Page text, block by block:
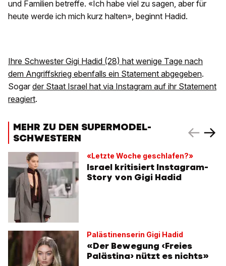
und Familien betreffe. «Ich habe viel zu sagen, aber für
heute werde ich mich kurz halten», beginnt Hadid.
Ihre Schwester Gigi Hadid (28) hat wenige Tage nach
dem Angriffskrieg ebenfalls ein Statement abgegeben.
Sogar der Staat Israel hat via Instagram auf ihr Statement
reagiert.
MEHR ZU DEN SUPERMODEL-
SCHWESTERN
«Letzte Woche geschlafen?»
Israel kritisiert Instagram-
Story von Gigi Hadid
Palästinenserin Gigi Hadid
«Der Bewegung ‹Freies
Palästina› nützt es nichts»